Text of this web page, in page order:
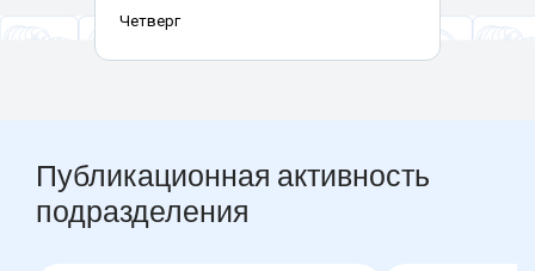
Четверг
Публикационная активность
подразделения